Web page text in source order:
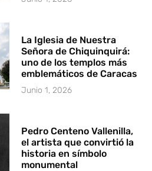
La Iglesia de Nuestra
Señora de Chiquinquirá:
uno de los templos más
emblemáticos de Caracas
Junio 1, 2026
Pedro Centeno Vallenilla,
el artista que convirtió la
historia en símbolo
monumental